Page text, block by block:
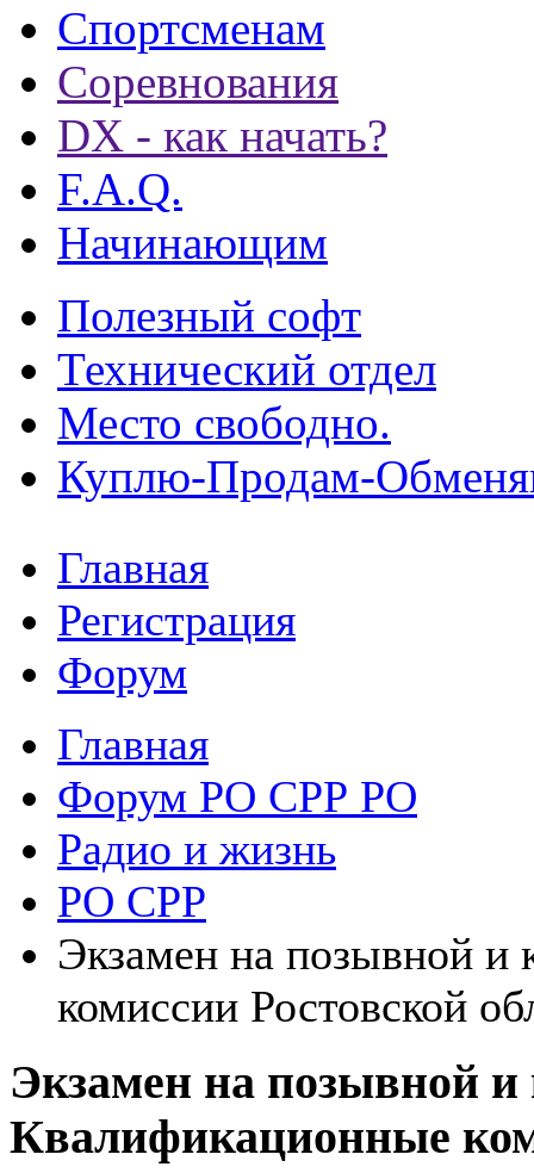
Спортсменам
Соревнования
DX - как начать?
F.A.Q.
Начинающим
Полезный софт
Технический отдел
Место свободно.
Куплю-Продам-
Главная
Регистрация
Форум
Главная
Форум РО СРР РО
Радио и жизнь
РО СРР
Экзамен на позывной и
комиссии Ростовской
Экзамен на позывной и
Квалификационные